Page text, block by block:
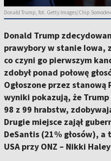
Donald Trump, fot. Getty Images/Chip
Donald Trump
prawybory w stanie Iowa,
co czyni go pierwszym
zdobył ponad połowę
Ogłoszone przez
wyniki pokazują, że
98 z 99 hrabstw,
Drugie miejsce zajął
DeSantis (21% głosów),
USA przy ONZ – Nikki